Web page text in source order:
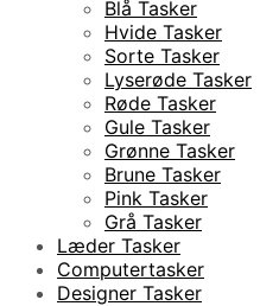
Blå Tasker
Hvide Tasker
Sorte Tasker
Lyserøde Tasker
Røde Tasker
Gule Tasker
Grønne Tasker
Brune Tasker
Pink Tasker
Grå Tasker
Læder Tasker
Computertasker
Designer Tasker